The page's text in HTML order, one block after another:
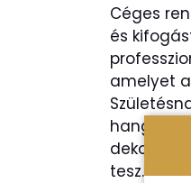
Céges
és
amelyet
tesz.